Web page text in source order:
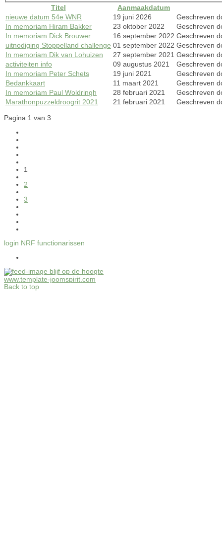
Titel
Aanmaakdatum
nieuwe datum 54e WNR
19 juni 2026
Geschreven
In memoriam Hiram Bakker
23 oktober 2022
Geschreven
In memoriam Dick Brouwer
16 september 2022 Geschreven
uitnodiging Stoppelland challenge 01 september 2022 Geschreven
In memoriam Dik van Lohuizen
27 september 2021 Geschreven
activiteiten info
09 augustus 2021
Geschreven
In memoriam Peter Schets
19 juni 2021
Geschreven
Bedankkaart
11 maart 2021
Geschreven
In memoriam Paul Woldringh
28 februari 2021
Geschreven
Marathonpuzzeldroogrit 2021
21 februari 2021 Geschreven
Pagina 1 van 3
1
2
3
login NRF functionarissen
blijf op de hoogte
www.template-joomspirit.com
Back to top